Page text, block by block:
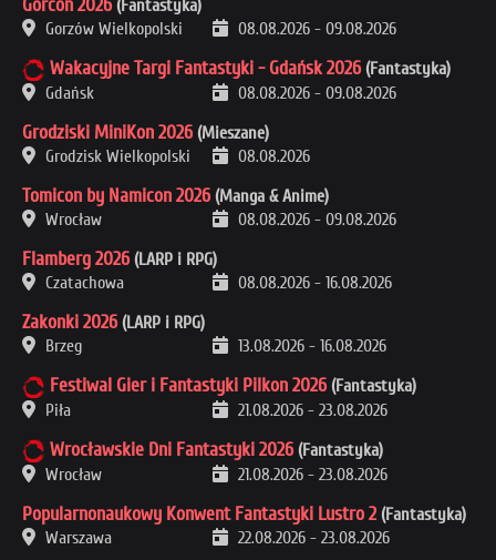
Gorcon 2026 (Fantastyka)
Gorzów Wielkopolski
08.08.2026 - 09.08.2026
Wakacyjne Targi Fantastyki - Gdańsk 2026 (Fantastyka)
Gdańsk
08.08.2026 - 09.08.2026
Grodziski MiniKon 2026 (Mieszane)
Grodzisk Wielkopolski
08.08.2026
Tomicon by Namicon 2026 (Manga & Anime)
Wrocław
08.08.2026 - 09.08.2026
Flamberg 2026 (LARP i RPG)
Czatachowa
08.08.2026 - 16.08.2026
Zakonki 2026 (LARP i RPG)
Brzeg
13.08.2026 - 16.08.2026
Festiwal Gier i Fantastyki Pilkon 2026 (Fantastyka)
Piła
21.08.2026 - 23.08.2026
Wrocławskie Dni Fantastyki 2026 (Fantastyka)
Wrocław
21.08.2026 - 23.08.2026
Popularnonaukowy Konwent Fantastyki Lustro 2 (Fantastyka)
Warszawa
22.08.2026 - 23.08.2026